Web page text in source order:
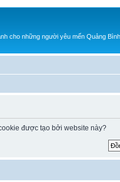
cho những người yêu mến Quảng Bình
được tạo bởi website này?